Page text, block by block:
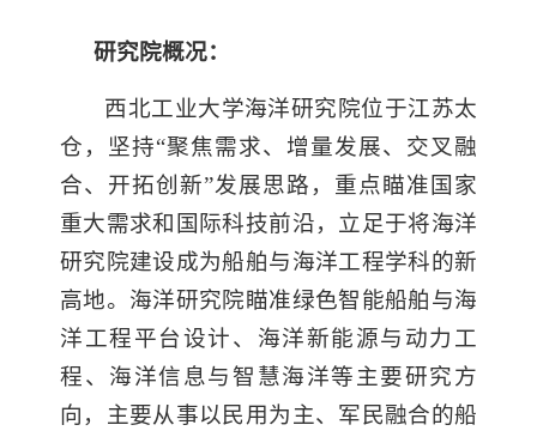
研究院概况：
西北工业大学海洋研究院位于江苏太
仓，坚持“聚焦需求、增量发展、交叉融
合、开拓创新”发展思路，重点瞄准国家
重大需求和国际科技前沿，立足于将海洋
研究院建设成为船舶与海洋工程学科的新
高地。海洋研究院瞄准绿色智能船舶与海
洋工程平台设计、海洋新能源与动力工
程、海洋信息与智慧海洋等主要研究方
向，主要从事以民用为主、军民融合的船